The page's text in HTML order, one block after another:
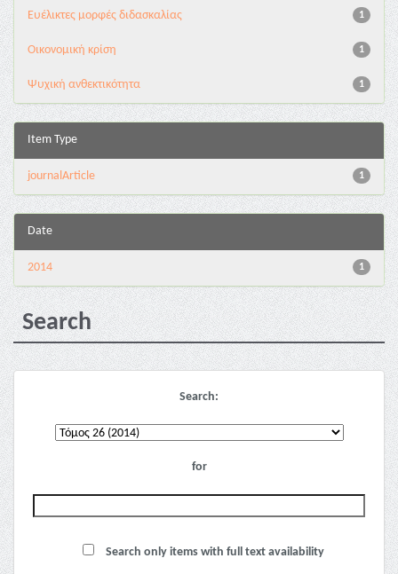
1
Ευέλικτες μορφές διδασκαλίας
1
Οικονομική κρίση
1
Ψυχική ανθεκτικότητα
Item Type
1
journalArticle
Date
1
2014
Search
Search:
for
Search only items with full text availability